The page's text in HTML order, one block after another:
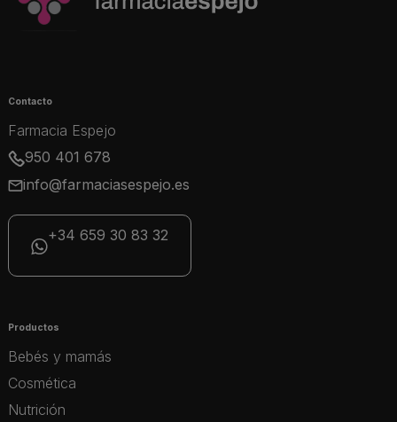
Contacto
Farmacia Espejo
950 401 678
info@farmaciasespejo.es
+34 659 30 83 32
Productos
Bebés y mamás
Cosmética
Nutrición